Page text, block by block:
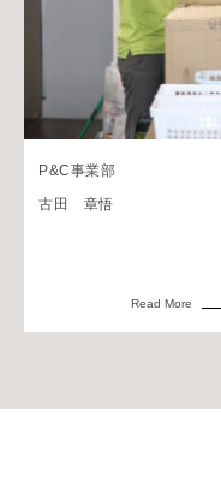
P&C事業部
古田 章悟
Read More